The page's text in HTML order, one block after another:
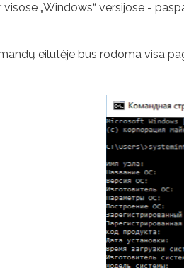
visose „Windows“ versijose -
eilutėje bus rodoma visa